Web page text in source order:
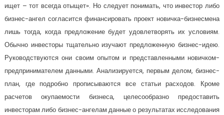
ищет – тот всегда отыщет». Но следует понимать, что инвестор либо
бизнес-ангел согласится финансировать проект новичка-бизнесмена
лишь тогда, когда предложение будет удовлетворять их условиям.
Обычно инвесторы тщательно изучают предложенную бизнес-идею.
Руководствуются они своим опытом и представленными новичком-
предпринимателем данными. Анализируется, первым делом, бизнес-
план, где подробно прописываются все статьи расходов. Кроме
расчетов окупаемости бизнеса, целесообразно предоставить
инвесторам либо бизнес-ангелам данные о результатах исследования